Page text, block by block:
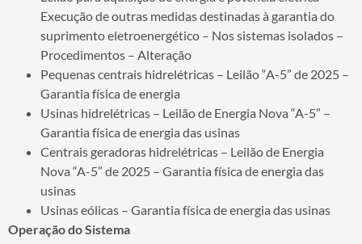
Execução de outras medidas destinadas à garantia do
suprimento eletroenergético – Nos sistemas isolados –
Procedimentos – Alteração
Pequenas centrais hidrelétricas – Leilão “A-5” de 2025 –
Garantia física de energia
Usinas hidrelétricas – Leilão de Energia Nova “A-5” –
Garantia física de energia das usinas
Centrais geradoras hidrelétricas – Leilão de Energia
Nova “A-5” de 2025 – Garantia física de energia das
usinas
Usinas eólicas – Garantia física de energia das usinas
Operação do Sistema